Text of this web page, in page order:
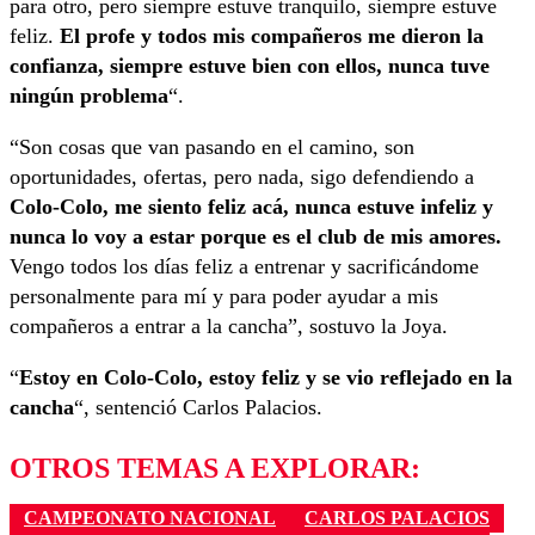
para otro, pero siempre estuve tranquilo, siempre estuve
feliz. El profe y todos mis compañeros me dieron la
confianza, siempre estuve bien con ellos, nunca tuve
ningún problema“.
“Son cosas que van pasando en el camino, son
oportunidades, ofertas, pero nada, sigo defendiendo a
Colo-Colo, me siento feliz acá, nunca estuve infeliz y
nunca lo voy a estar porque es el club de mis amores.
Vengo todos los días feliz a entrenar y sacrificándome
personalmente para mí y para poder ayudar a mis
compañeros a entrar a la cancha”, sostuvo la Joya.
“Estoy en Colo-Colo, estoy feliz y se vio reflejado en la
cancha“, sentenció Carlos Palacios.
OTROS TEMAS A EXPLORAR:
CAMPEONATO NACIONAL
CARLOS PALACIOS